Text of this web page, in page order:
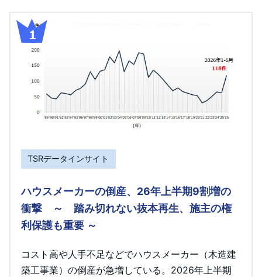
TSRデータインサイト
ハウスメーカーの倒産、26年上半期9割増の
衝撃 ～ 踏み切れない抜本再生、施主の権
利保護も重要 ～
コスト高や人手不足などでハウスメーカー（木造建
築工事業）の倒産が急増している。2026年上半期